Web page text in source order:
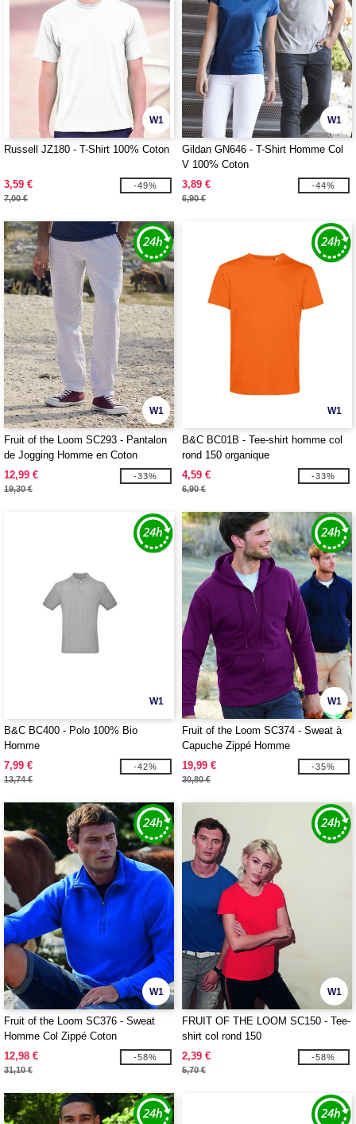
W1
Russell JZ180 - T-Shirt 100% Coton
3,59 €
7,00 €
-49%
W1
Gildan GN646 - T-Shirt Homme Col
V 100% Coton
3,89 €
6,90 €
-44%
W1
Fruit of the Loom SC293 - Pantalon
de Jogging Homme en Coton
12,99 €
19,30 €
-33%
W1
B&C BC01B - Tee-shirt homme col
rond 150 organique
4,59 €
6,90 €
-33%
W1
B&C BC400 - Polo 100% Bio
Homme
7,99 €
13,74 €
-42%
W1
Fruit of the Loom SC374 - Sweat à
Capuche Zippé Homme
19,99 €
30,80 €
-35%
W1
Fruit of the Loom SC376 - Sweat
Homme Col Zippé Coton
12,98 €
31,10 €
-58%
W1
FRUIT OF THE LOOM SC150 - Tee-
shirt col rond 150
2,39 €
5,70 €
-58%